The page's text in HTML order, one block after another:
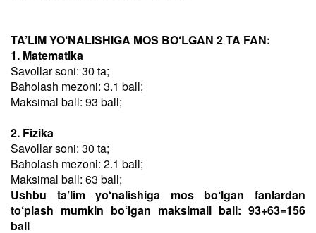
TA’LIM YO‘NALISHIGA MOS BO‘LGAN 2 TA FAN:
1. Matematika
Savollar soni: 30 ta;
Baholash mezoni: 3.1 ball;
Maksimal ball: 93 ball;
2. Fizika
Savollar soni: 30 ta;
Baholash mezoni: 2.1 ball;
Maksimal ball: 63 ball;
Ushbu ta’lim yo‘nalishiga mos bo‘lgan fanlardan
to‘plash mumkin bo‘lgan maksimall ball: 93+63=156
ball